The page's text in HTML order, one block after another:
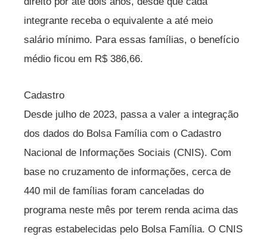
integrante receba o equivalente a até meio
salário mínimo. Para essas famílias, o benefício
médio ficou em R$ 386,66.
Cadastro
Desde julho de 2023, passa a valer a integração
dos dados do Bolsa Família com o Cadastro
Nacional de Informações Sociais (CNIS). Com
base no cruzamento de informações, cerca de
440 mil de famílias foram canceladas do
programa neste mês por terem renda acima das
regras estabelecidas pelo Bolsa Família. O CNIS